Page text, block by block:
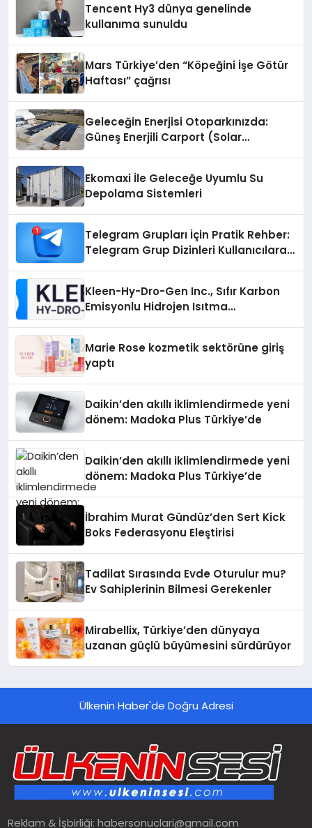
Tencent Hy3 dünya genelinde
kullanıma sunuldu
Mars Türkiye’den “Köpeğini İşe Götür
Haftası” çağrısı
Geleceğin Enerjisi Otoparkınızda:
Güneş Enerjili Carport (Solar
Ekomaxi İle Geleceğe Uyumlu Su
Depolama Sistemleri
Telegram Grupları İçin Pratik Rehber:
Telegram Grup Dizinleri Kullanıcılara
Kleen-Hy-Dro-Gen Inc., Sıfır Karbon
Emisyonlu Hidrojen Isıtma
Marie Rose kozmetik sektörüne giriş
yaptı
Daikin’den akıllı iklimlendirmede yeni
dönem: Madoka Plus Türkiye’de
Daikin’den akıllı iklimlendirmede yeni
dönem: Madoka Plus Türkiye’de
İbrahim Murat Gündüz’den Sert Kick
Boks Federasyonu Eleştirisi
Tadilat Sırasında Evde Oturulur mu?
Ev Sahiplerinin Bilmesi Gerekenler
Mirabellix, Türkiye’den dünyaya
uzanan güçlü büyümesini sürdürüyor
Ülkenin Haber'de Doğru Adresi
Reklam & İşbirliği:habersonuclari@gmail.com